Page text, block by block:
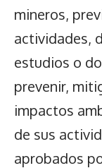
mineros,
actividades,
estudios o
prevenir,
impactos
de sus
aprobados